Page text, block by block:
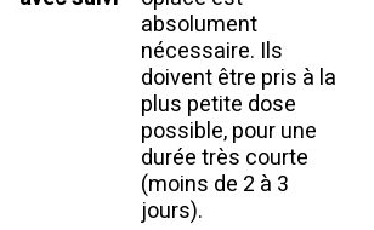
absolument
nécessaire. Ils
doivent être pris à la
plus petite dose
possible, pour une
durée très courte
(moins de 2 à 3
jours).